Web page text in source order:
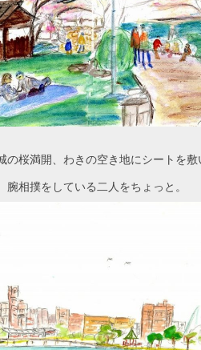
の桜満開、わきの空き地にシートを敷
腕相撲をしている二人をちょっと。